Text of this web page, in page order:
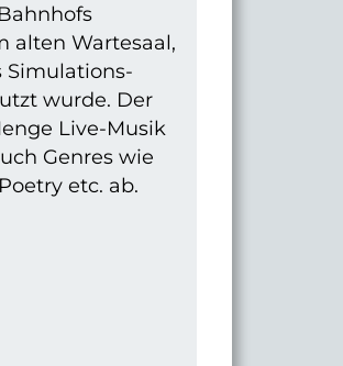
alten Wartesaal,
Simulations-
wurde. Der
Live-Musik
Genres wie
etc. ab.